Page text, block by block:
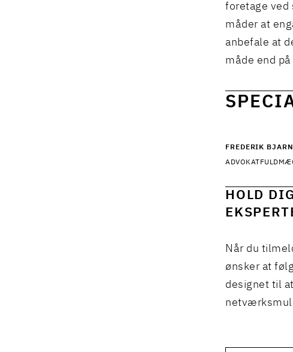
foretage ved
måder at
anbefale at
måde end
FREDERIK
HOLD
Når du
ønsker at
designet til